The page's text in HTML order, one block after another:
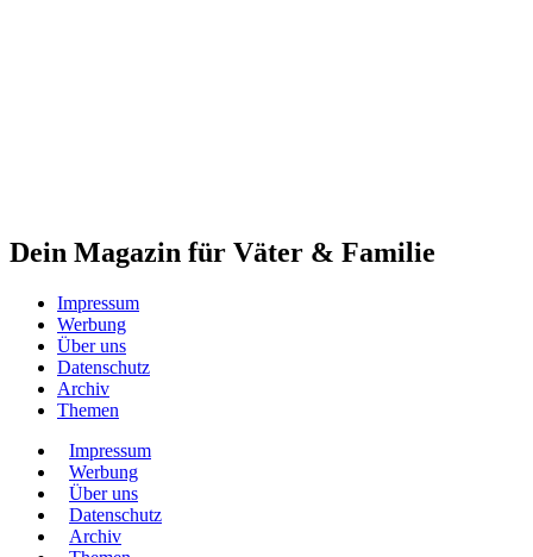
Dein Magazin für Väter & Familie
Impressum
Werbung
Über uns
Datenschutz
Archiv
Themen
Impressum
Werbung
Über uns
Datenschutz
Archiv